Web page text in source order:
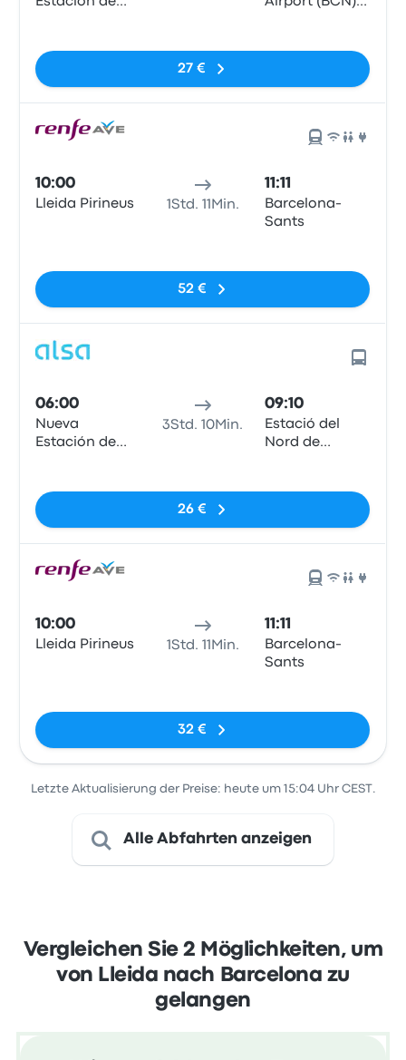
27 €
10:00
Lleida Pirineus 1Std. 11Min.
11:11
Barcelona-
Sants
52 €
06:00
Nueva
Estación de
3Std. 10Min.
09:10
Estació del
Nord de
26 €
10:00
Lleida Pirineus 1Std. 11Min.
11:11
Barcelona-
Sants
32 €
Letzte Aktualisierung der Preise: heute um 15:04 Uhr CEST.
Alle Abfahrten anzeigen
Vergleichen Sie 2 Möglichkeiten, um
von Lleida nach Barcelona zu
gelangen